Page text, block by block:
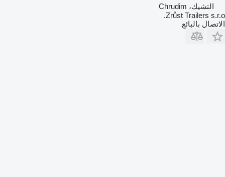
التشيك، Chrudim
Zrůst Trailers s.r.o.
الاتصال بالبائع